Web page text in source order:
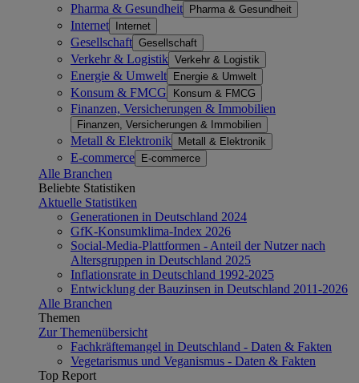
Pharma & Gesundheit Pharma & Gesundheit
Internet Internet
Gesellschaft Gesellschaft
Verkehr & Logistik Verkehr & Logistik
Energie & Umwelt Energie & Umwelt
Konsum & FMCG Konsum & FMCG
Finanzen, Versicherungen & Immobilien
Finanzen, Versicherungen & Immobilien
Metall & Elektronik Metall & Elektronik
E-commerce E-commerce
Alle Branchen
Beliebte Statistiken
Aktuelle Statistiken
Generationen in Deutschland 2024
GfK-Konsumklima-Index 2026
Social-Media-Plattformen - Anteil der Nutzer nach
Altersgruppen in Deutschland 2025
Inflationsrate in Deutschland 1992-2025
Entwicklung der Bauzinsen in Deutschland 2011-2026
Alle Branchen
Themen
Zur Themenübersicht
Fachkräftemangel in Deutschland - Daten & Fakten
Vegetarismus und Veganismus - Daten & Fakten
Top Report